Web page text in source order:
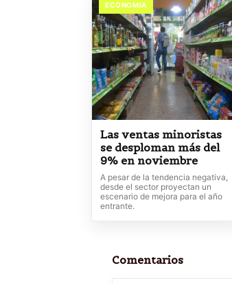
ECONOMIA
Las ventas minoristas
se desploman más del
9% en noviembre
A pesar de la tendencia negativa,
desde el sector proyectan un
escenario de mejora para el año
entrante.
Comentarios